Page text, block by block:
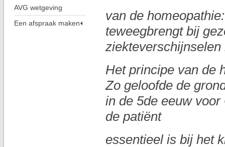
van de
teweegbrengt bij
ziekteverschijnselen
Het principe van de
Zo geloofde de
in de 5de eeuw
de patiënt
essentieel is bij het
AVG wetgeving
Een afspraak maken